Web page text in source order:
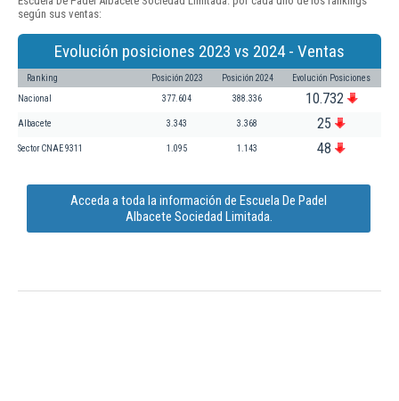
según sus ventas:
Evolución posiciones 2023 vs 2024 - Ventas
Ranking Posición 2023 Posición 2024 Evolución Posiciones
Nacional 377.604 388.336 10.732
Albacete 3.343 3.368 25
Sector CNAE 9311 1.095 1.143 48
Acceda a toda la información de Escuela De Padel
Albacete Sociedad Limitada.